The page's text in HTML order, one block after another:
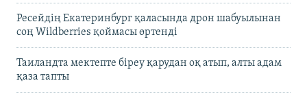
Ресейдің Екатеринбург қаласында дрон шабуылынан
соң Wildberries қоймасы өртенді
Таиландта мектепте біреу қарудан оқ атып, алты адам
қаза тапты